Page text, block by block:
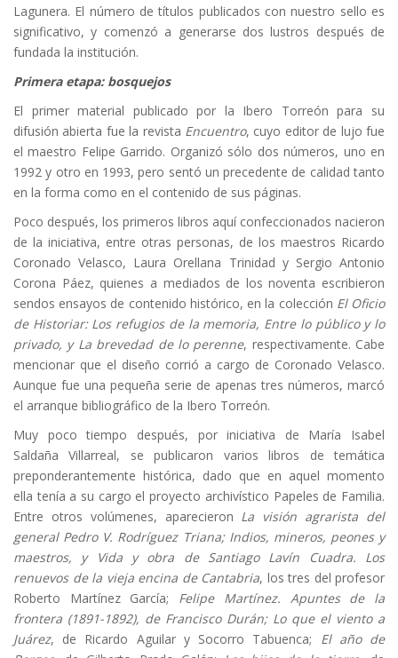
Lagunera. El número de títulos publicados con nuestro sello es
significativo, y comenzó a generarse dos lustros después de
fundada la institución.
Primera etapa: bosquejos
El primer material publicado por la Ibero Torreón para su
difusión abierta fue la revista Encuentro, cuyo editor de lujo fue
el maestro Felipe Garrido. Organizó sólo dos números, uno en
1992 y otro en 1993, pero sentó un precedente de calidad tanto
en la forma como en el contenido de sus páginas.
Poco después, los primeros libros aquí confeccionados nacieron
de la iniciativa, entre otras personas, de los maestros Ricardo
Coronado Velasco, Laura Orellana Trinidad y Sergio Antonio
Corona Páez, quienes a mediados de los noventa escribieron
sendos ensayos de contenido histórico, en la colección El Oficio
de Historiar: Los refugios de la memoria, Entre lo público y lo
privado, y La brevedad de lo perenne, respectivamente. Cabe
mencionar que el diseño corrió a cargo de Coronado Velasco.
Aunque fue una pequeña serie de apenas tres números, marcó
el arranque bibliográfico de la Ibero Torreón.
Muy poco tiempo después, por iniciativa de María Isabel
Saldaña Villarreal, se publicaron varios libros de temática
preponderantemente histórica, dado que en aquel momento
ella tenía a su cargo el proyecto archivístico Papeles de Familia.
Entre otros volúmenes, aparecieron La visión agrarista del
general Pedro V. Rodríguez Triana; Indios, mineros, peones y
maestros, y Vida y obra de Santiago Lavín Cuadra. Los
renuevos de la vieja encina de Cantabria, los tres del profesor
Roberto Martínez García; Felipe Martínez. Apuntes de la
frontera (1891-1892), de Francisco Durán; Lo que el viento a
Juárez, de Ricardo Aguilar y Socorro Tabuenca; El año de